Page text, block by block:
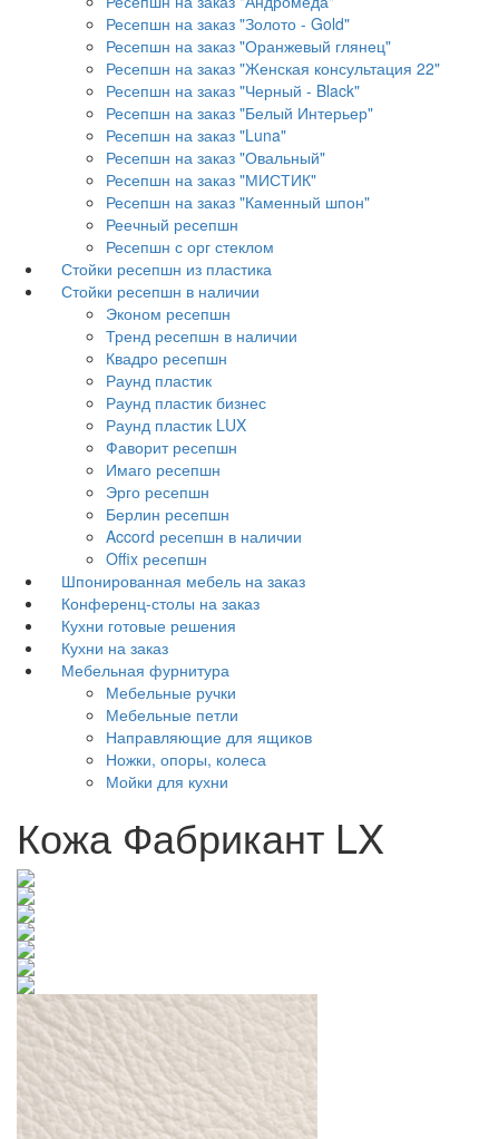
Ресепшн на заказ "Золото - Gold"
Ресепшн на заказ "Оранжевый глянец"
Ресепшн на заказ "Женская консультация 22"
Ресепшн на заказ "Черный - Black"
Ресепшн на заказ "Белый Интерьер"
Ресепшн на заказ "Luna"
Ресепшн на заказ "Овальный"
Ресепшн на заказ "МИСТИК"
Ресепшн на заказ "Каменный шпон"
Реечный ресепшн
Ресепшн с орг стеклом
Стойки ресепшн из пластика
Стойки ресепшн в наличии
Эконом ресепшн
Тренд ресепшн в наличии
Квадро ресепшн
Раунд пластик
Раунд пластик бизнес
Раунд пластик LUX
Фаворит ресепшн
Имаго ресепшн
Эрго ресепшн
Берлин ресепшн
Accord ресепшн в наличии
Offix ресепшн
Шпонированная мебель на заказ
Конференц-столы на заказ
Кухни готовые решения
Кухни на заказ
Мебельная фурнитура
Мебельные ручки
Мебельные петли
Направляющие для ящиков
Ножки, опоры, колеса
Мойки для кухни
Кожа Фабрикант LX